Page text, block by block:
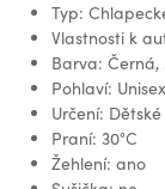
Typ:
Vlastnosti k
Barva:
Pohlaví: Unisex
Určení: Dětské
Praní: 30°C
Žehlení: ano